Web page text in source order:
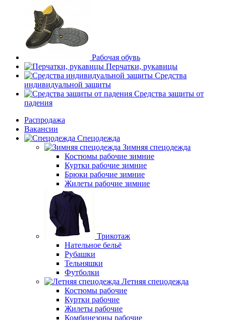
Рабочая обувь
Перчатки, рукавицы
Средства
индивидуальной защиты
Средства защиты от
падения
Распродажа
Вакансии
Спецодежда
Зимняя спецодежда
Костюмы рабочие зимние
Куртки рабочие зимние
Брюки рабочие зимние
Жилеты рабочие зимние
Трикотаж
Нательное бельё
Рубашки
Тельняшки
Футболки
Летняя спецодежда
Костюмы рабочие
Куртки рабочие
Жилеты рабочие
Комбинезоны рабочие